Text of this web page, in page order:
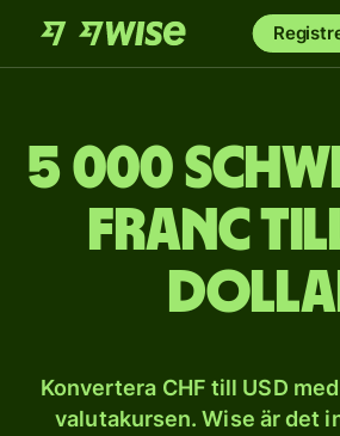
5 000
franc till
Konvertera CHF till USD
valutakursen. Wise är det